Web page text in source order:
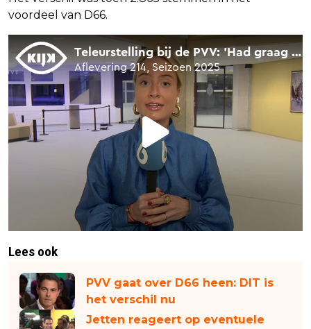
voordeel van D66.
Lees ook
PVV gaat over D66 heen: DIT is
het verschil nu
Jetten reageert op eventuele